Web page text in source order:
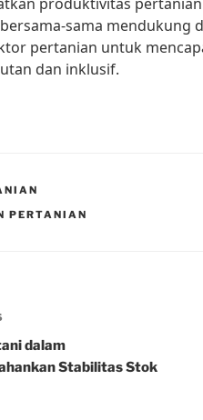
sama mendukung
pertanian untuk
dan inklusif.
PERTANIAN
dalam
Stabilitas Stok